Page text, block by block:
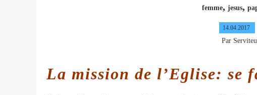
femme, jesus,
14.04.2017
Par
La mission de l’Eglise: se